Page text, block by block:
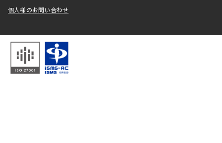
個人様のお問い合わせ